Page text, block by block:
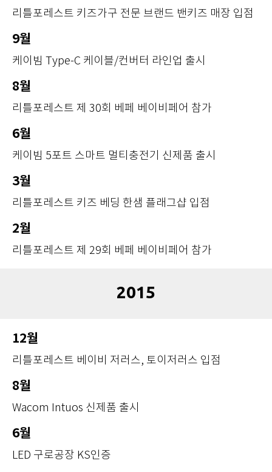
리틀포레스트 키즈가구 전문 브랜드 밴키즈 매장 입점
9월
케이빔 Type-C 케이블/컨버터 라인업 출시
8월
리틀포레스트 제 30회 베페 베이비페어 참가
6월
케이빔 5포트 스마트 멀티충전기 신제품 출시
3월
리틀포레스트 키즈 베딩 한샘 플래그샵 입점
2월
리틀포레스트 제 29회 베페 베이비페어 참가
2015
12월
리틀포레스트 베이비 저러스, 토이저러스 입점
8월
Wacom Intuos 신제품 출시
6월
LED 구로공장 KS인증